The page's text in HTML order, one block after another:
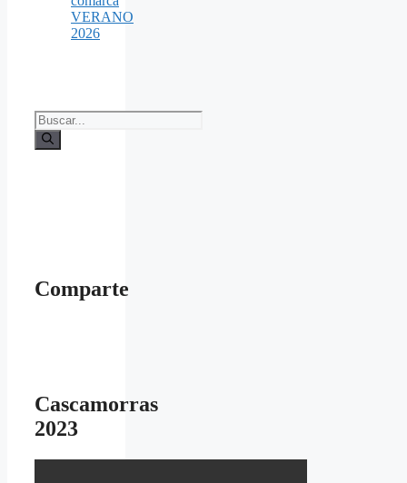
VERANO
2026
Buscar:
Comparte
Cascamorras
2023